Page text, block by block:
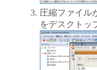
圧縮ファイル
をデスクトッ